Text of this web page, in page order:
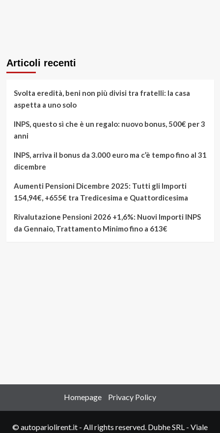
Articoli recenti
Svolta eredità, beni non più divisi tra fratelli: la casa
aspetta a uno solo
INPS, questo sì che è un regalo: nuovo bonus, 500€ per 3
anni
INPS, arriva il bonus da 3.000 euro ma c’è tempo fino al 31
dicembre
Aumenti Pensioni Dicembre 2025: Tutti gli Importi
154,94€, +655€ tra Tredicesima e Quattordicesima
Rivalutazione Pensioni 2026 +1,6%: Nuovi Importi INPS
da Gennaio, Trattamento Minimo fino a 613€
Homepage Privacy Policy
© autopariolirent.it - All rights reserved. Dubhe SRL - Viale